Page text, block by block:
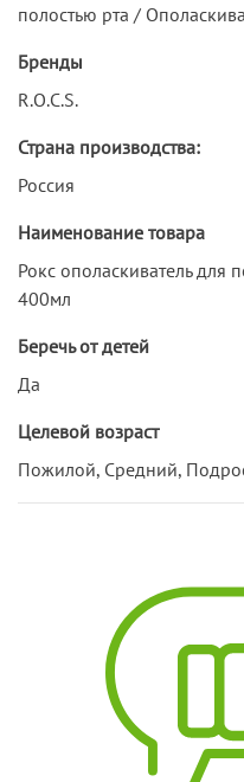
полостью рта /
Бренды
R.O.C.S.
Страна производства:
Россия
Наименование товара
Рокс ополаскиватель для
400мл
Беречь от детей
Да
Целевой возраст
Пожилой, Средний,